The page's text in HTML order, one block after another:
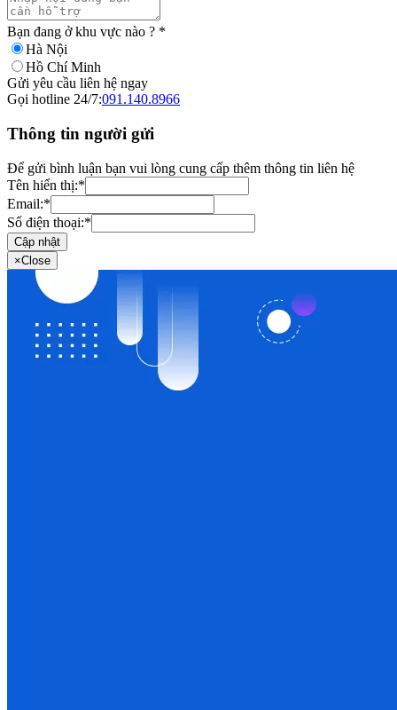
Bạn đang ở khu vực nào ? *
Hà Nội
Hồ Chí Minh
Gửi yêu cầu liên hệ ngay
Gọi hotline 24/7:091.140.8966
Thông tin người gửi
Để gửi bình luận bạn vui lòng cung cấp thêm thông tin liên hệ
Tên hiển thị:*
Email:*
Số điện thoại:*
Cập nhật
×Close